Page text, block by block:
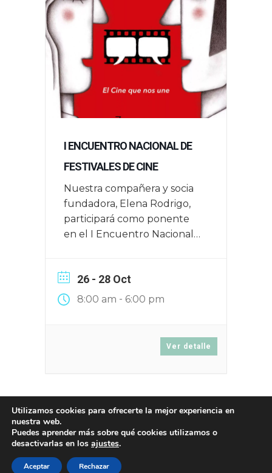
I ENCUENTRO NACIONAL DE
FESTIVALES DE CINE
Nuestra compañera y socia
fundadora, Elena Rodrigo,
participará como ponente
en el I Encuentro Nacional
16, 17 y 18 de junio de 2025
26 - 28 Oct
8:00 am - 6:00 pm
Ver detalle
Ver más
Utilizamos cookies para ofrecerte la mejor experiencia en
nuestra web.
Puedes aprender más sobre qué cookies utilizamos o
desactivarlas en los ajustes.
Aceptar Rechazar